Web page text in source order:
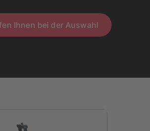
Ihnen bei der Auswahl